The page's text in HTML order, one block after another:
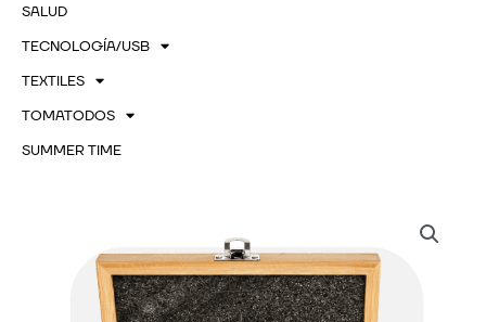
SALUD
TECNOLOGÍA/USB
TEXTILES
TOMATODOS
SUMMER TIME